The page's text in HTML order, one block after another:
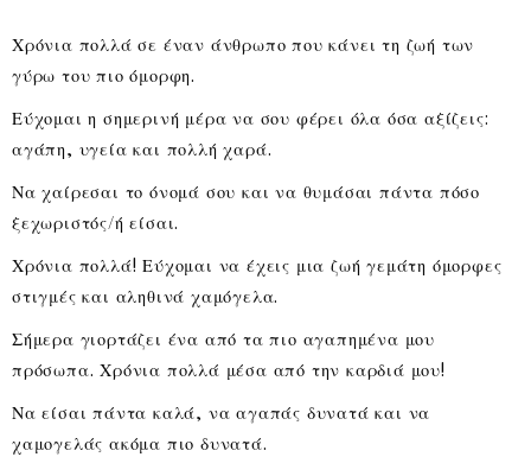
Χρόνια πολλά σε έναν άνθρωπο που κάνει τη ζωή των
γύρω του πιο όμορφη.
Εύχομαι η σημερινή μέρα να σου φέρει όλα όσα αξίζεις:
αγάπη, υγεία και πολλή χαρά.
Να χαίρεσαι το όνομά σου και να θυμάσαι πάντα πόσο
ξεχωριστός/ή είσαι.
Χρόνια πολλά! Εύχομαι να έχεις μια ζωή γεμάτη όμορφες
στιγμές και αληθινά χαμόγελα.
Σήμερα γιορτάζει ένα από τα πιο αγαπημένα μου
πρόσωπα. Χρόνια πολλά μέσα από την καρδιά μου!
Να είσαι πάντα καλά, να αγαπάς δυνατά και να
χαμογελάς ακόμα πιο δυνατά.